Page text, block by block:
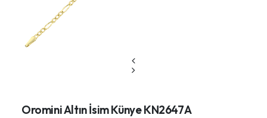
Oromini Altın İsim Künye KN2647A